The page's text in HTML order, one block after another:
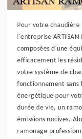
Pour votre
l'entreprise ARTISAN
composées d'une
efficacement les
votre système de
fonctionnement
énergétique pour
durée de vie, un
émissions nocives.
ramonage